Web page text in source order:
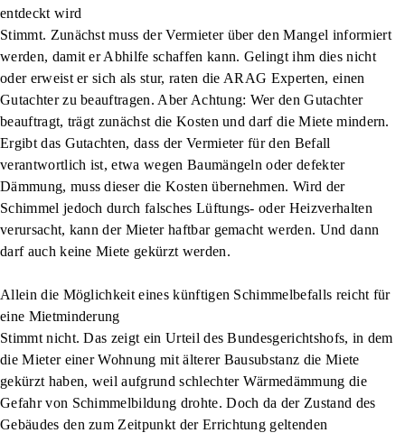
entdeckt wird
Stimmt. Zunächst muss der Vermieter über den Mangel informiert
werden, damit er Abhilfe schaffen kann. Gelingt ihm dies nicht
oder erweist er sich als stur, raten die ARAG Experten, einen
Gutachter zu beauftragen. Aber Achtung: Wer den Gutachter
beauftragt, trägt zunächst die Kosten und darf die Miete mindern.
Ergibt das Gutachten, dass der Vermieter für den Befall
verantwortlich ist, etwa wegen Baumängeln oder defekter
Dämmung, muss dieser die Kosten übernehmen. Wird der
Schimmel jedoch durch falsches Lüftungs- oder Heizverhalten
verursacht, kann der Mieter haftbar gemacht werden. Und dann
darf auch keine Miete gekürzt werden.
Allein die Möglichkeit eines künftigen Schimmelbefalls reicht für
eine Mietminderung
Stimmt nicht. Das zeigt ein Urteil des Bundesgerichtshofs, in dem
die Mieter einer Wohnung mit älterer Bausubstanz die Miete
gekürzt haben, weil aufgrund schlechter Wärmedämmung die
Gefahr von Schimmelbildung drohte. Doch da der Zustand des
Gebäudes den zum Zeitpunkt der Errichtung geltenden